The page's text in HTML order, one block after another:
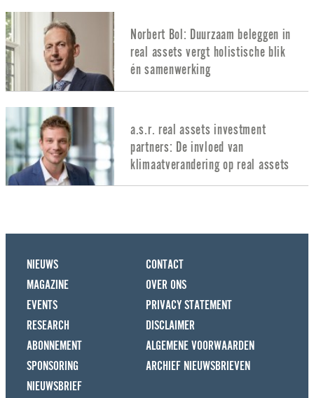
Norbert Bol: Duurzaam beleggen in
real assets vergt holistische blik
én samenwerking
a.s.r. real assets investment
partners: De invloed van
klimaatverandering op real assets
NIEUWS
MAGAZINE
EVENTS
RESEARCH
ABONNEMENT
SPONSORING
CONTACT
OVER ONS
PRIVACY STATEMENT
DISCLAIMER
ALGEMENE VOORWAARDEN
ARCHIEF NIEUWSBRIEVEN
NIEUWSBRIEF